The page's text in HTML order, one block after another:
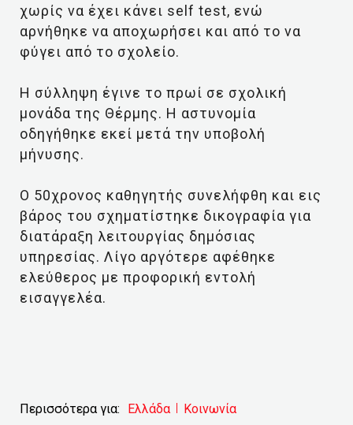
χωρίς να έχει κάνει self test, ενώ
αρνήθηκε να αποχωρήσει και από το να
φύγει από το σχολείο.
Η σύλληψη έγινε το πρωί σε σχολική
μονάδα της Θέρμης. Η αστυνομία
οδηγήθηκε εκεί μετά την υποβολή
μήνυσης.
Ο 50χρονος καθηγητής συνελήφθη και εις
βάρος του σχηματίστηκε δικογραφία για
διατάραξη λειτουργίας δημόσιας
υπηρεσίας. Λίγο αργότερε αφέθηκε
ελεύθερος με προφορική εντολή
εισαγγελέα.
Περισσότερα για: Ελλάδα Κοινωνία